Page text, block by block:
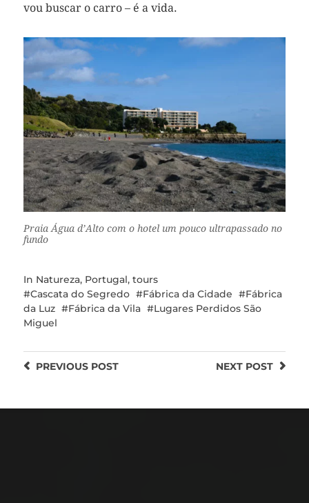
vou buscar o carro – é a vida.
Praia Água d’Alto com o hotel um pouco ultrapassado no
fundo
In Natureza, Portugal, tours
Cascata do Segredo
Fábrica da Cidade
Fábrica
da Luz
Fábrica da Vila
Lugares Perdidos São
Miguel
NEXT POST
PREVIOUSPOST